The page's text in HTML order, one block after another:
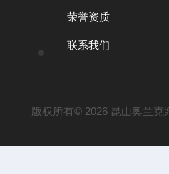
荣誉资质
联系我们
版权所有© 2026 昆山奥兰